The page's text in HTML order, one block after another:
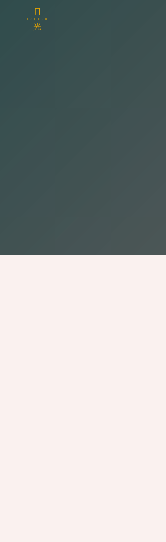
日
LOHERB
光